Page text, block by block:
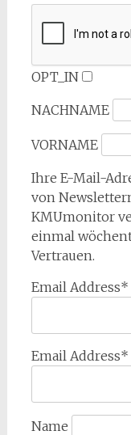
OPT_IN
NACHNAME
VORNAME
Ihre E-Mail-
von
KMUmonitor
einmal
Vertrauen.
Email Address*
Email Address*
Name